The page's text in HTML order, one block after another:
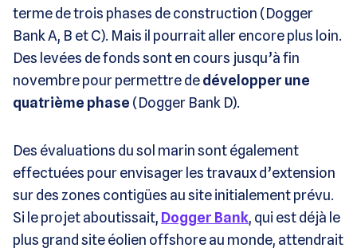
terme de trois phases de construction (Dogger
Bank A, B et C). Mais il pourrait aller encore plus loin.
Des levées de fonds sont en cours jusqu’à fin
novembre pour permettre dedévelopper une
quatrième phase (Dogger Bank D).
Des évaluations du sol marin sont également
effectuées pour envisager les travaux d’extension
sur des zones contigües au site initialement prévu.
Si le projet aboutissait, Dogger Bank, qui est déjà le
plus grand site éolien offshore au monde, attendrait